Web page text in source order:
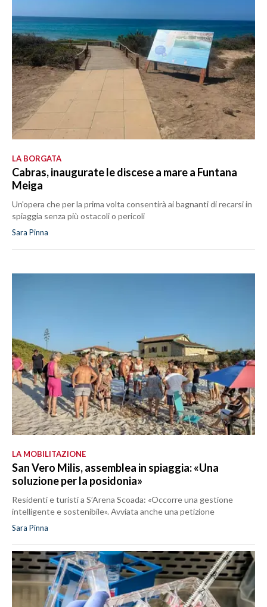
LA BORGATA
Cabras, inaugurate le discese a mare a Funtana
Meiga
Un'opera che per la prima volta consentirà ai bagnanti di recarsi in
spiaggia senza più ostacoli o pericoli
Sara Pinna
LA MOBILITAZIONE
San Vero Milis, assemblea in spiaggia: «Una
soluzione per la posidonia»
Residenti e turisti a S’Arena Scoada: «Occorre una gestione
intelligente e sostenibile». Avviata anche una petizione
Sara Pinna